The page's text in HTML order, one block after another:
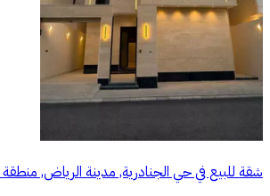
شقة للبيع في حي الجنادرية, مدينة الرياض,